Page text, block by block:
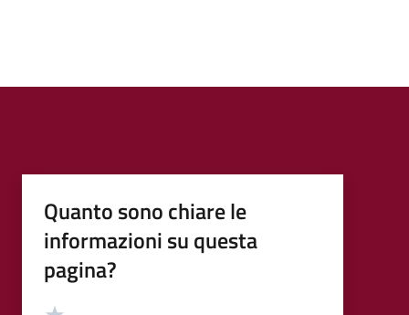
Quanto sono chiare le
informazioni su questa
pagina?
Valutazione